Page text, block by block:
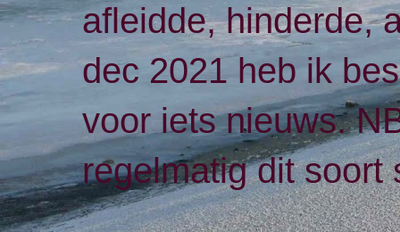
afleidde, hinderde,
dec 2021 heb ik
voor iets nieuws.
regelmatig dit soort